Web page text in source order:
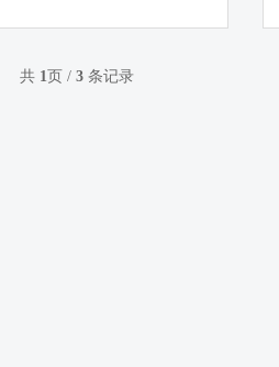
共 1页 / 3 条记录